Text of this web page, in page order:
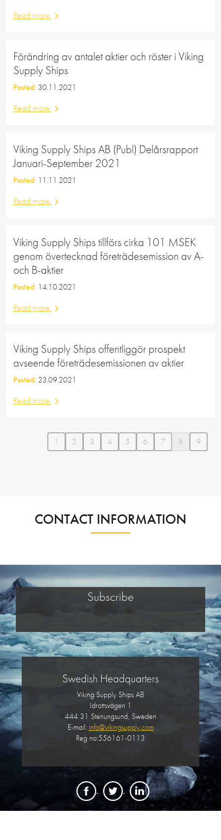
Read more
Förändring av antalet aktier och röster i Viking
Supply Ships
Posted: 30.11.2021
Read more
Viking Supply Ships AB (Publ) Delårsrapport
Januari-September 2021
Posted: 11.11.2021
Read more
Viking Supply Ships tillförs cirka 101 MSEK
genom övertecknad företrädesemission av A-
och B-aktier
Posted: 14.10.2021
Read more
Viking Supply Ships offentliggör prospekt
avseende företrädesemissionen av aktier
Posted: 23.09.2021
Read more
1 2 3 4 5 6 7 8 9
CONTACT INFORMATION
Subscribe
Swedish Headquarters
Viking Supply Ships AB
Idrottsvägen 1
444 31 Stenungsund, Sweden
E-mail: info@vikingsupply.com
Reg no:556161-0113